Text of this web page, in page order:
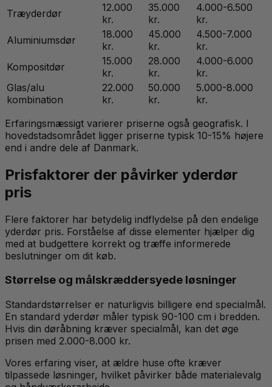
Træyderdør
12.000
kr.
35.000
kr.
4.000-6.500
kr.
Aluminiumsdør
18.000
kr.
45.000
kr.
4.500-7.000
kr.
Kompositdør
15.000
kr.
28.000
kr.
4.000-6.000
kr.
Glas/alu
kombination
22.000
kr.
50.000
kr.
5.000-8.000
kr.
Erfaringsmæssigt varierer priserne også geografisk. I
hovedstadsområdet ligger priserne typisk 10-15% højere
end i andre dele af Danmark.
Prisfaktorer der påvirker yderdør
pris
Flere faktorer har betydelig indflydelse på den endelige
yderdør pris. Forståelse af disse elementer hjælper dig
med at budgettere korrekt og træffe informerede
beslutninger om dit køb.
Størrelse og målskræddersyede løsninger
Standardstørrelser er naturligvis billigere end specialmål.
En standard yderdør måler typisk 90-100 cm i bredden.
Hvis din døråbning kræver specialmål, kan det øge
prisen med 2.000-8.000 kr.
Vores erfaring viser, at ældre huse ofte kræver
tilpassede løsninger, hvilket påvirker både materialevalg